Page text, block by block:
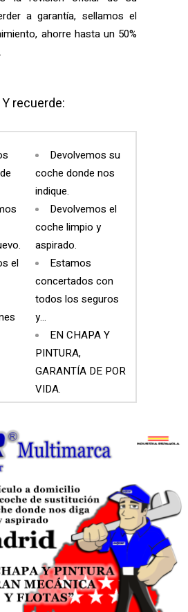
a garantía, sellamos el
ahorre hasta un 50%
Y recuerde:
el
Devolvemos su
coche donde nos
indique.
Devolvemos el
coche limpio y
aspirado.
Estamos
concertados con
todos los seguros
y…
EN CHAPA Y
PINTURA,
GARANTÍA DE POR
VIDA.